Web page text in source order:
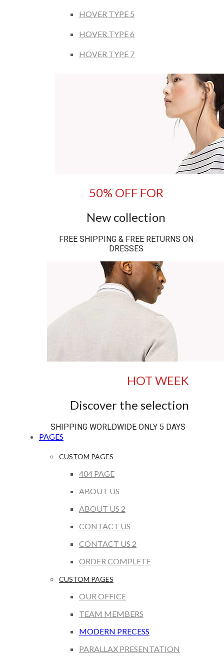
HOVER TYPE 5
HOVER TYPE 6
HOVER TYPE 7
50% OFF FOR
New collection
FREE SHIPPING & FREE RETURNS ON
DRESSES
HOT WEEK
Discover the selection
SHIPPING WORLDWIDE ONLY 5 DAYS
PAGES
CUSTOM PAGES
404 PAGE
ABOUT US
ABOUT US 2
CONTACT US
CONTACT US 2
ORDER COMPLETE
CUSTOM PAGES
OUR OFFICE
TEAM MEMBERS
MODERN PRECESS
PARALLAX PRESENTATION